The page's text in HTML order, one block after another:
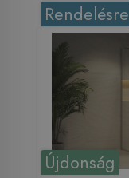
Újdonság
Rendelésre